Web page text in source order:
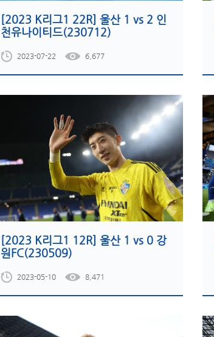
[2023 K리그1 22R] 울산 1 vs 2 인
천유나이티드(230712)
2023-07-22 6,677
[2023 K리그1 12R] 울산 1 vs 0 강
원FC(230509)
2023-05-10 8,471